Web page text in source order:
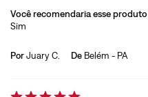
Você recomendaria esse
Sim
PorJuary C. De Belém - PA